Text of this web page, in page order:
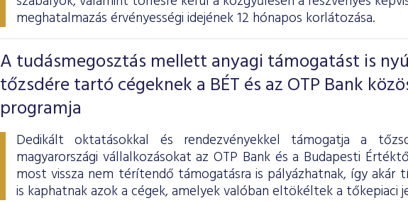
meghatalmazás érvényességi idejének 12 hónapos korlátozása.
A tudásmegosztás mellett anyagi támogatást is
tőzsdére tartó cégeknek a BÉT és az OTP Bank
programja
Dedikált oktatásokkal és rendezvényekkel támogatja a
magyarországi vállalkozásokat az OTP Bank és a Budapesti
most vissza nem térítendő támogatásra is pályázhatnak, így
is kaphatnak azok a cégek, amelyek valóban eltökéltek a tőkepiaci